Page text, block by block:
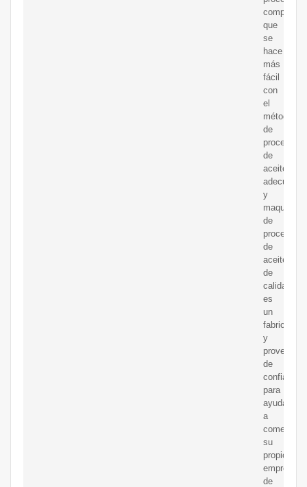
que
se
hace
más
fácil
con
el
método
de
de
aceite
adecuado
y
maquinaria
de
de
aceite
de
calidad.
es
un
fabricante
y
proveedor
de
confianza
para
ayudarlo
a
comenzar
su
propio
de